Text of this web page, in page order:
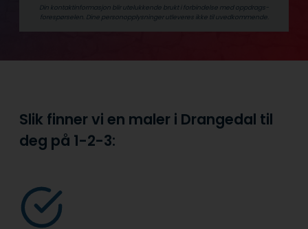
Din kontaktinformasjon blir utelukkende brukt i forbindelse med oppdrags­
forespørselen. Dine person­­opplysninger utleveres ikke til uvedkommende.
Slik finner vi en maler i Drangedal til
deg på 1-2-3: